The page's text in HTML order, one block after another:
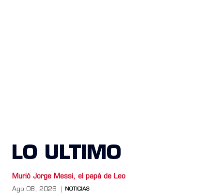
LO ULTIMO
Murió Jorge Messi, el papá de Leo
Ago 08, 2026 NOTICIAS